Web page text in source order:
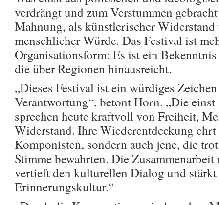
verdrängt und zum Verstummen
Mahnung, als künstlerischer
menschlicher Würde. Das Festival ist
Organisationsform: Es ist ein
die über Regionen hinausreicht.
„Dieses Festival ist ein würdiges
Verantwortung“, betont Horn. „Die einst
sprechen heute kraftvoll von Freiheit,
Widerstand. Ihre Wiederentdeckung
Komponisten, sondern auch jene, die
Stimme bewahrten. Die
vertieft den kulturellen Dialog und stärkt
Erinnerungskultur.“